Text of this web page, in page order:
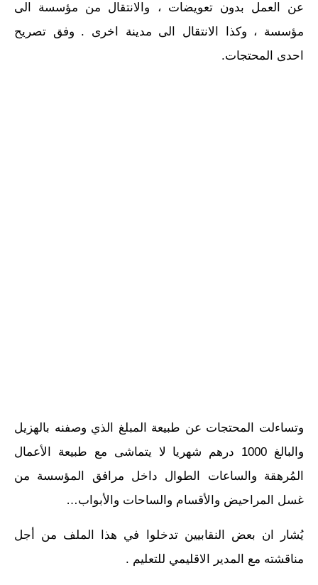
عن العمل بدون تعويضات ، والانتقال من مؤسسة الى
مؤسسة ، وكذا الانتقال الى مدينة اخرى . وفق تصريح
احدى المحتجات.
وتساءلت المحتجات عن طبيعة المبلغ الذي وصفنه بالهزيل
والبالغ 1000 درهم شهريا لا يتماشى مع طبيعة الأعمال
المُرهقة والساعات الطوال داخل مرافق المؤسسة من
غسل المراحيض والأقسام والساحات والأبواب…
يُشار ان بعض النقابيين تدخلوا في هذا الملف من أجل
مناقشته مع المدير الاقليمي للتعليم .